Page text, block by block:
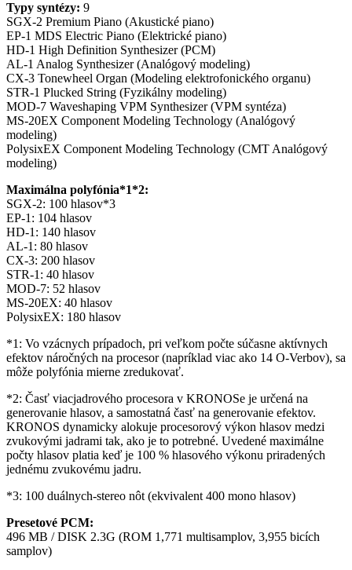
Typy syntézy: 9
SGX-2 Premium Piano (Akustické piano)
EP-1 MDS Electric Piano (Elektrické piano)
HD-1 High Definition Synthesizer (PCM)
AL-1 Analog Synthesizer (Analógový modeling)
CX-3 Tonewheel Organ (Modeling elektrofonického organu)
STR-1 Plucked String (Fyzikálny modeling)
MOD-7 Waveshaping VPM Synthesizer (VPM syntéza)
MS-20EX Component Modeling Technology (Analógový
modeling)
PolysixEX Component Modeling Technology (CMT Analógový
modeling)
Maximálna polyfónia*1*2:
SGX-2: 100 hlasov*3
EP-1: 104 hlasov
HD-1: 140 hlasov
AL-1: 80 hlasov
CX-3: 200 hlasov
STR-1: 40 hlasov
MOD-7: 52 hlasov
MS-20EX: 40 hlasov
PolysixEX: 180 hlasov
*1: Vo vzácnych prípadoch, pri veľkom počte súčasne aktívnych
efektov náročných na procesor (napríklad viac ako 14 O-Verbov), sa
môže polyfónia mierne zredukovať.
*2: Časť viacjadrového procesora v KRONOSe je určená na
generovanie hlasov, a samostatná časť na generovanie efektov.
KRONOS dynamicky alokuje procesorový výkon hlasov medzi
zvukovými jadrami tak, ako je to potrebné. Uvedené maximálne
počty hlasov platia keď je 100 % hlasového výkonu priradených
jednému zvukovému jadru.
*3: 100 duálnych-stereo nôt (ekvivalent 400 mono hlasov)
Presetové PCM:
496 MB / DISK 2.3G (ROM 1,771 multisamplov, 3,955 bicích
samplov)